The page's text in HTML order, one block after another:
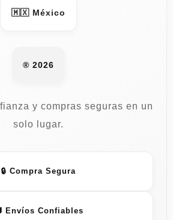
🇲🇽 México
® 2026
y compras seguras en un
solo lugar.
🔒 Compra Segura
Envíos Confiables